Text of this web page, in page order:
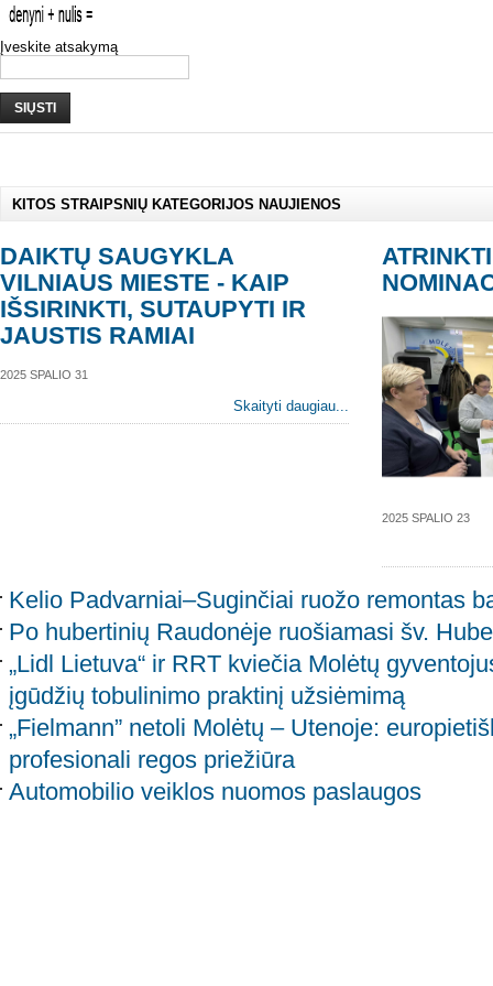
Įveskite atsakymą
SIŲSTI
KITOS STRAIPSNIŲ KATEGORIJOS NAUJIENOS
DAIKTŲ SAUGYKLA
VILNIAUS MIESTE - KAIP
IŠSIRINKTI, SUTAUPYTI IR
JAUSTIS RAMIAI
2025 SPALIO 31
Skaityti daugiau...
2025 SPALIO 23
Kelio Padvarniai–Suginčiai ruožo remontas
Po hubertinių Raudonėje ruošiamasi šv.
„Lidl Lietuva“ ir RRT kviečia Molėtų
įgūdžių tobulinimo praktinį užsiėmimą
„Fielmann” netoli Molėtų – Utenoje:
profesionali regos priežiūra
Automobilio veiklos nuomos paslaugos